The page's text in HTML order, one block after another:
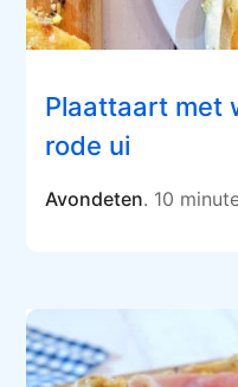
Plaattaart met
rode ui
Avondeten. 10